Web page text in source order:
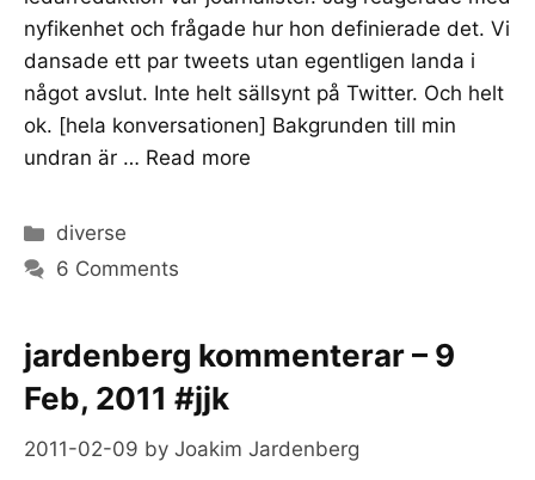
nyfikenhet och frågade hur hon definierade det. Vi
dansade ett par tweets utan egentligen landa i
något avslut. Inte helt sällsynt på Twitter. Och helt
ok. [hela konversationen] Bakgrunden till min
undran är … Read more
Categories
diverse
6 Comments
jardenberg kommenterar – 9
Feb, 2011 #jjk
2011-02-09 by Joakim Jardenberg